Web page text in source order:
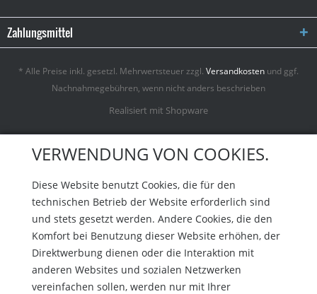
Zahlungsmittel
* Alle Preise inkl. gesetzl. Mehrwertsteuer zzgl. Versandkosten und ggf.
Nachnahmegebühren, wenn nicht anders beschrieben
Realisiert mit Shopware
VERWENDUNG VON COOKIES.
Diese Website benutzt Cookies, die für den
technischen Betrieb der Website erforderlich sind
und stets gesetzt werden. Andere Cookies, die den
Komfort bei Benutzung dieser Website erhöhen, der
Direktwerbung dienen oder die Interaktion mit
anderen Websites und sozialen Netzwerken
vereinfachen sollen, werden nur mit Ihrer